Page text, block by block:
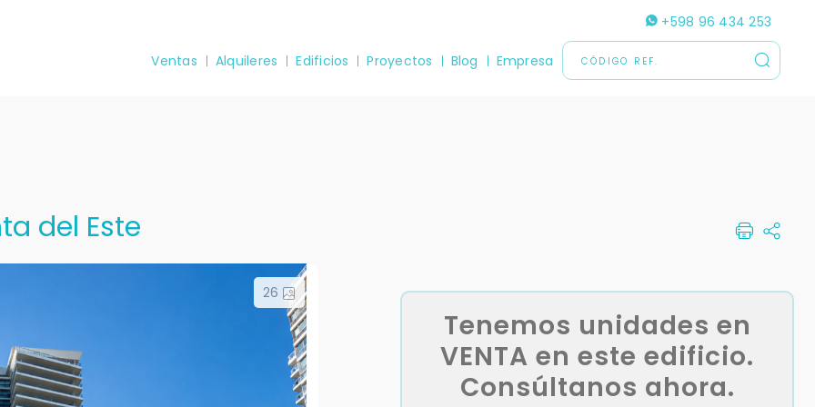
+598 96 434 253
Ventas Alquileres Edificios Proyectos Blog Empresa
del Este
26
Tenemos unidades en
VENTA en este edificio.
Consúltanos ahora.